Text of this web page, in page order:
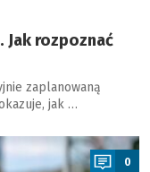
rozpoznać
zaplanowaną
jak …
0